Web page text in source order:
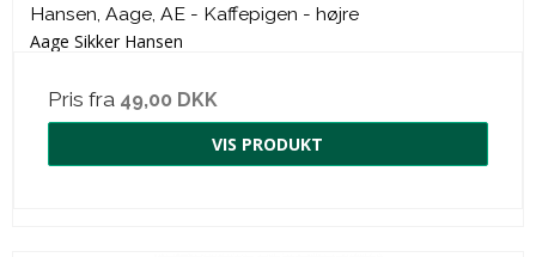
Hansen, Aage, AE - Kaffepigen - højre
Aage Sikker Hansen
Pris fra 49,00 DKK
VIS PRODUKT